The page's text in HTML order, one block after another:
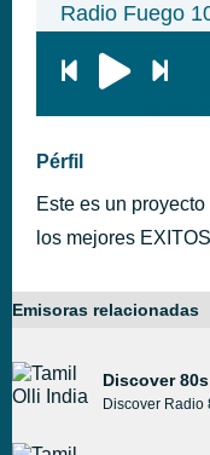
Radio Fuego
Pérfil
Este es un
los mejores
Emisoras relacionadas
Discover
Discover Radio